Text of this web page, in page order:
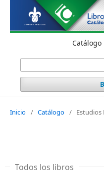
Catálogo
Inicio / Catálogo / Estudios
Todos los libros